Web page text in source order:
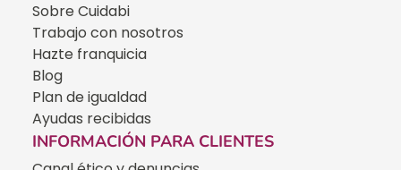
Sobre Cuidabi
Trabajo con nosotros
Hazte franquicia
Blog
Plan de igualdad
Ayudas recibidas
INFORMACIÓN PARA CLIENTES